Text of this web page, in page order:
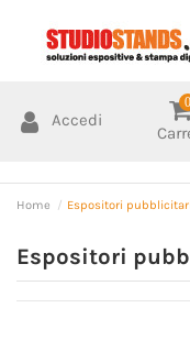
Accedi
0
Home Espositori
Espositori